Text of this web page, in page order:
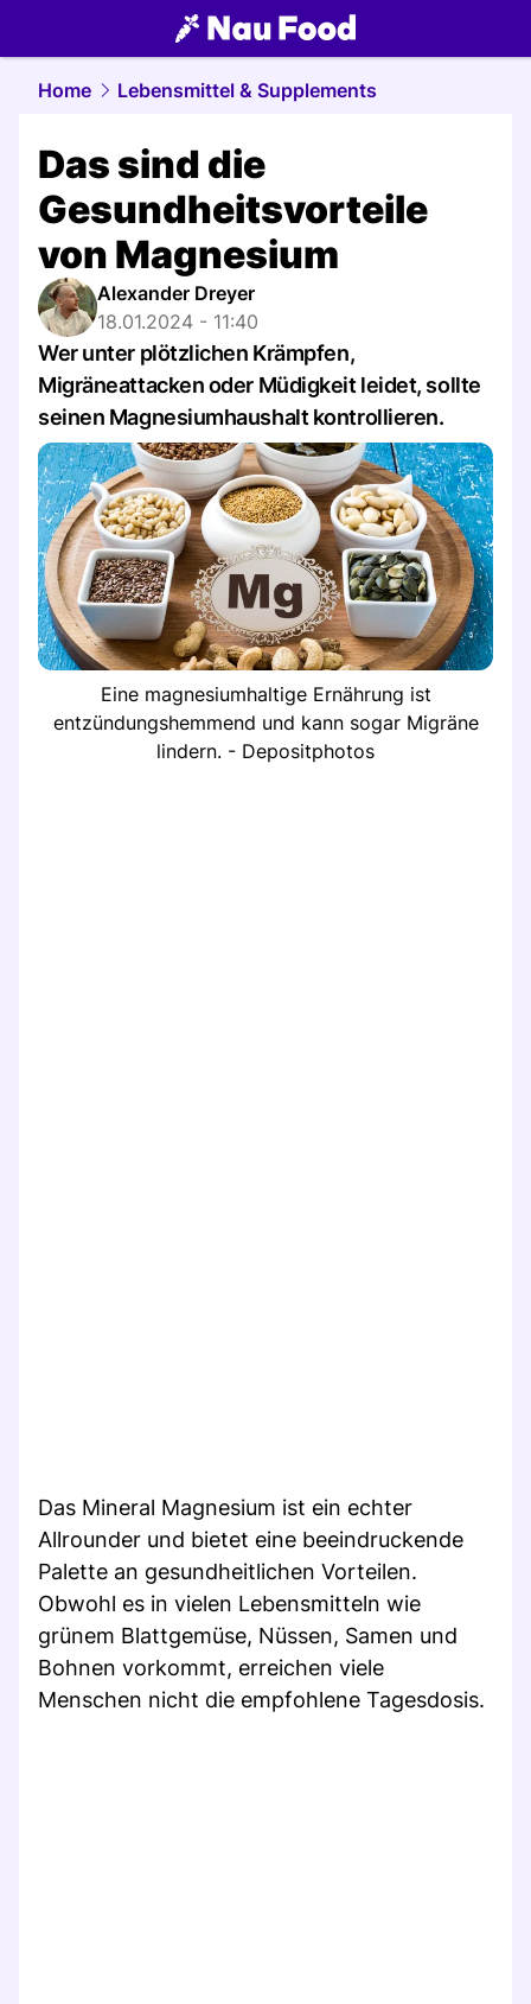
food.NAU.ch
Home Lebensmittel & Supplements
Das sind die
Gesundheitsvorteile
von Magnesium
Alexander Dreyer
18.01.2024 - 11:40
Wer unter plötzlichen Krämpfen,
Migräneattacken oder Müdigkeit leidet, sollte
seinen Magnesiumhaushalt kontrollieren.
Eine magnesiumhaltige Ernährung ist
entzündungshemmend und kann sogar Migräne
lindern. - Depositphotos
Das Mineral Magnesium ist ein echter
Allrounder und bietet eine beeindruckende
Palette an gesundheitlichen Vorteilen.
Obwohl es in vielen Lebensmitteln wie
grünem Blattgemüse, Nüssen, Samen und
Bohnen vorkommt, erreichen viele
Menschen nicht die empfohlene Tagesdosis.